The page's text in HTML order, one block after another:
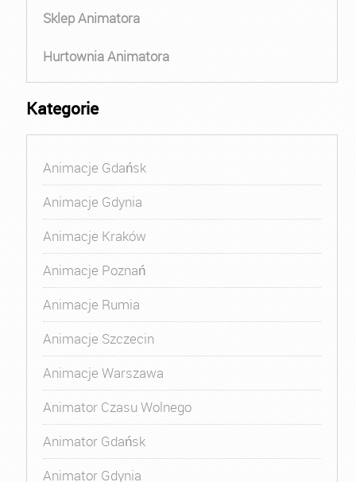
Sklep Animatora
Hurtownia Animatora
Kategorie
Animacje Gdańsk
Animacje Gdynia
Animacje Kraków
Animacje Poznań
Animacje Rumia
Animacje Szczecin
Animacje Warszawa
Animator Czasu Wolnego
Animator Gdańsk
Animator Gdynia